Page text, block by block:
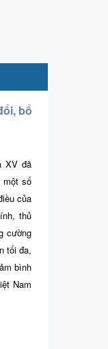
bổ
XV đã
một số
của
thủ
cường
tối đa,
bình
Nam